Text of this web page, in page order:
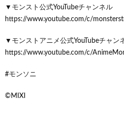
▼モンスト公式YouTubeチャンネル
https://www.youtube.com/c/
▼モンストアニメ公式YouTubeチャン
https://www.youtube.com/c/
#モンソニ
©MIXI